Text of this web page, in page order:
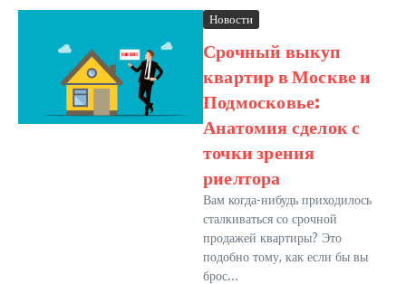
Новости
Срочный выкуп
квартир в Москве и
Подмосковье:
Анатомия сделок с
точки зрения
риелтора
Вам когда-нибудь приходилось
сталкиваться со срочной
продажей квартиры? Это
подобно тому, как если бы вы
брос...